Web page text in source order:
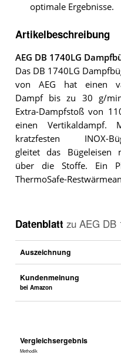
optimale Ergebnisse.
Artikelbeschreibung
AEG DB 1740LG
Das DB 1740LG
von AEG hat einen
Dampf bis zu 30 g/
Extra-Dampfstoß von
einen Vertikaldampf.
kratzfesten INOX-
gleitet das Bügeleisen
über die Stoffe. Ein
ThermoSafe-
Datenblatt zu AEG DB
Auszeichnung
Kundenmeinung
bei Amazon
Vergleichsergebnis
Methodik